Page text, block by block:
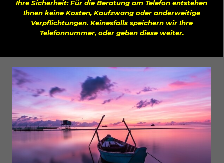
Ihre Sicherheit: Für die Beratung am Telefon entstehen
Ihnen keine Kosten, Kaufzwang oder anderweitige
Verpflichtungen. Keinesfalls speichern wir Ihre
Telefonnummer, oder geben diese weiter.